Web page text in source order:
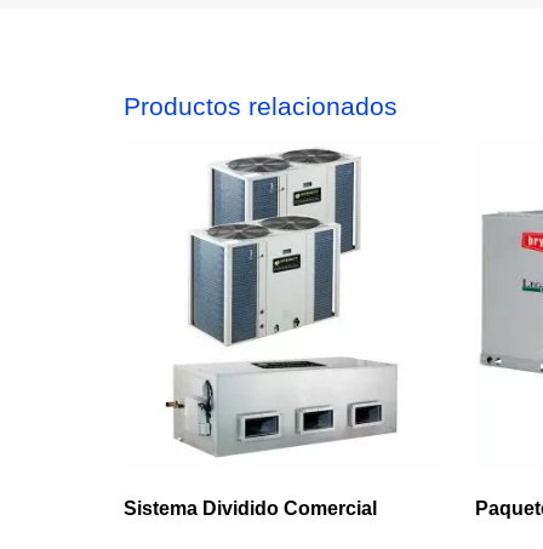
Productos relacionados
Sistema Dividido Comercial